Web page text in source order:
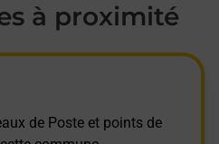
à proximité
de Poste et points de